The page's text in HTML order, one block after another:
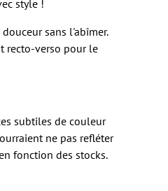
style !
sans l'abîmer.
recto-verso pour le
subtiles de couleur
ne pas refléter
fonction des stocks.